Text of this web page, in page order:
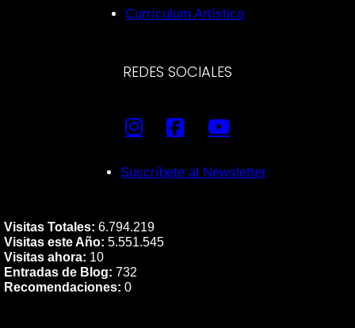
Currículum Artístico
REDES SOCIALES
Suscríbete al Newsletter
Visitas Totales: 6.794.219
Visitas este Año: 5.551.545
Visitas ahora: 10
Entradas de Blog: 732
Recomendaciones: 0